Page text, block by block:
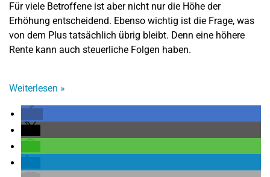
Für viele Betroffene ist aber nicht nur die Höhe der
Erhöhung entscheidend. Ebenso wichtig ist die Frage, was
von dem Plus tatsächlich übrig bleibt. Denn eine höhere
Rente kann auch steuerliche Folgen haben.
Weiterlesen »